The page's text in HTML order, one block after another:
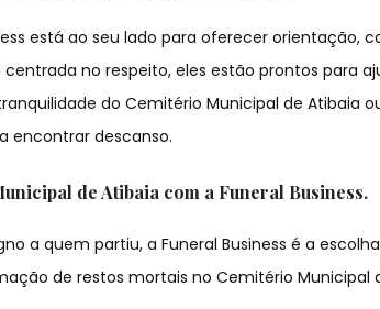
está ao seu lado para oferecer orientação,
no respeito, eles estão prontos para
do Cemitério Municipal de Atibaia
encontrar descanso.
de Atibaia com a Funeral Business.
a quem partiu, a Funeral Business é a
de restos mortais no Cemitério Municipal